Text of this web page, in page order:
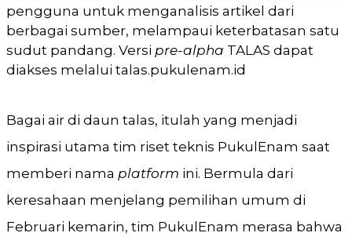
pengguna untuk menganalisis artikel dari
berbagai sumber, melampaui keterbatasan satu
sudut pandang. Versi pre-alpha TALAS dapat
diakses melalui talas.pukulenam.id
Bagai air di daun talas, itulah yang menjadi
inspirasi utama tim riset teknis PukulEnam saat
memberi nama platform ini. Bermula dari
keresahaan menjelang pemilihan umum di
Februari kemarin, tim PukulEnam merasa bahwa